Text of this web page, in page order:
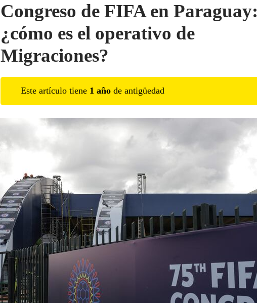
Congreso de FIFA en Paraguay:
¿cómo es el operativo de
Migraciones?
Este artículo tiene 1 año de antigüedad